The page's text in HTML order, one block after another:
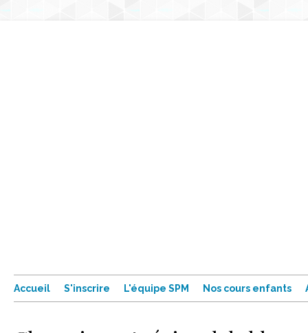
Accueil S'inscrire L'équipe SPM Nos cours enfants